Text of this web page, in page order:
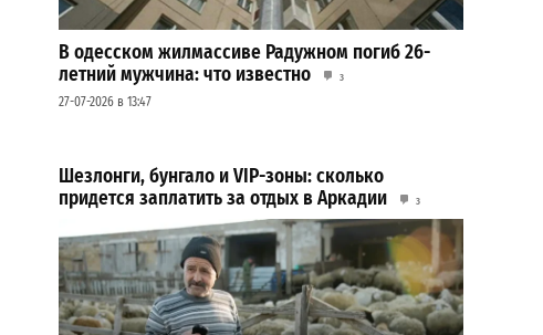
В одесском жилмассиве Радужном погиб 26-
летний мужчина: что известно
3
27-07-2026 в 13:47
Шезлонги, бунгало и VIP-зоны: сколько
придется заплатить за отдых в Аркадии
3
ВИБОР РЕДАКЦИИ